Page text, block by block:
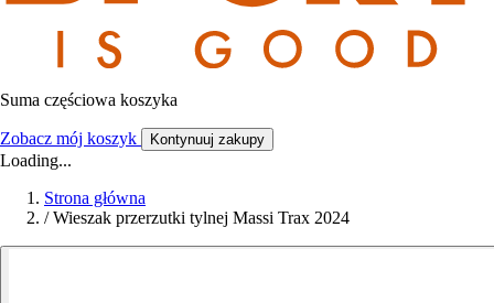
Suma częściowa koszyka
Zobacz mój koszyk Kontynuuj zakupy
Loading...
Strona główna
/ Wieszak przerzutki tylnej Massi Trax 2024